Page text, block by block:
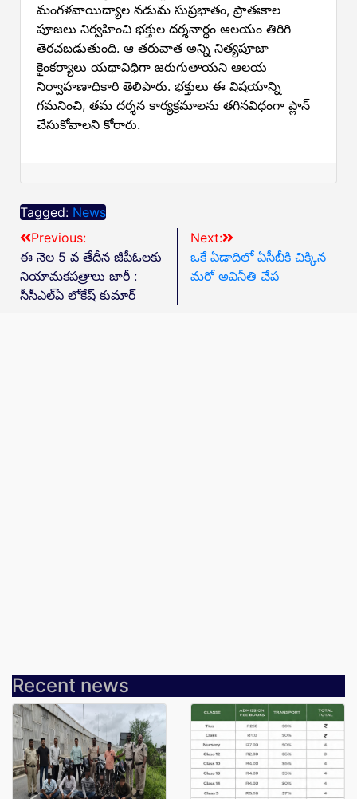
మంగళవాయిద్యాల నడుమ సుప్రభాతం, ప్రాతఃకాల
పూజలు నిర్వహించి భక్తుల దర్శనార్థం ఆలయం తిరిగి
తెరచబడుతుంది. ఆ తరువాత అన్ని నిత్యపూజా
కైంకర్యాలు యథావిధిగా జరుగుతాయని ఆలయ
నిర్వాహణాధికారి తెలిపారు. భక్తులు ఈ విషయాన్ని
గమనించి, తమ దర్శన కార్యక్రమాలను తగినవిధంగా ప్లాన్
చేసుకోవాలని కోరారు.
Tagged: News
Previous:
ఈ నెల 5 వ తేదీన జీపీఓలకు
నియామకపత్రాలు జారీ :
సీసీఎల్ఏ లోకేష్ కుమార్
Next:
ఒకే ఏడాదిలో ఏసీబీకి చిక్కిన
మరో అవినీతి చేప
Recent news